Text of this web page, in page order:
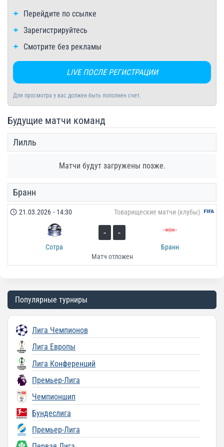
Перейдите по ссылке
Зарегистрируйтесь
Смотрите без рекламы
LIVE ПОСЛЕ РЕГИСТРАЦИИ
Для просмотра у вас должен быть пополнен счет.
Будущие матчи команд
Лилль
Матчи будут загружены позже.
Бранн
Товарищеские матчи (клубы)
21.03.2026 - 14:30
Сотра
- -
Бранн
Матч отложен
Популярные турниры
Лига Чемпионов
Лига Европы
Лига Конференций
Премьер-Лига
Чемпионшип
Бундеслига
Премьер-Лига